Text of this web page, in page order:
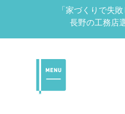
「家づくりで失
長野の工務店